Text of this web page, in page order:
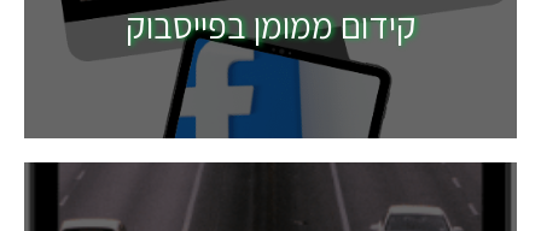
קידום ממומן בפייסבוק